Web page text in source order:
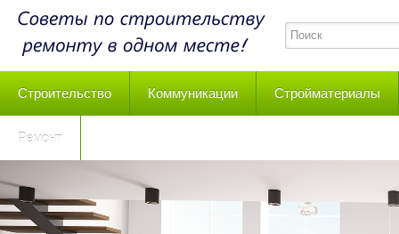
Строительство Коммуникации Стройматериалы
Ремонт